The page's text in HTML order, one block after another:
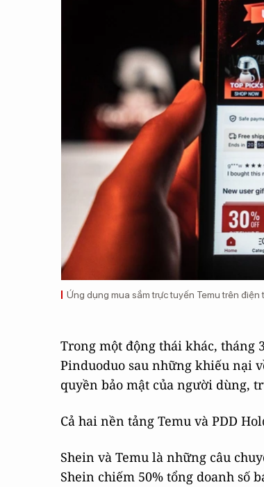
Ứng dụng mua sắm trực tuyến Temu trên
Trong một động thái khác, tháng
Pinduoduo sau những khiếu nại
quyền bảo mật của người dùng,
Cả hai nền tảng Temu và PDD
Shein và Temu là những câu
Shein chiếm 50% tổng doanh số